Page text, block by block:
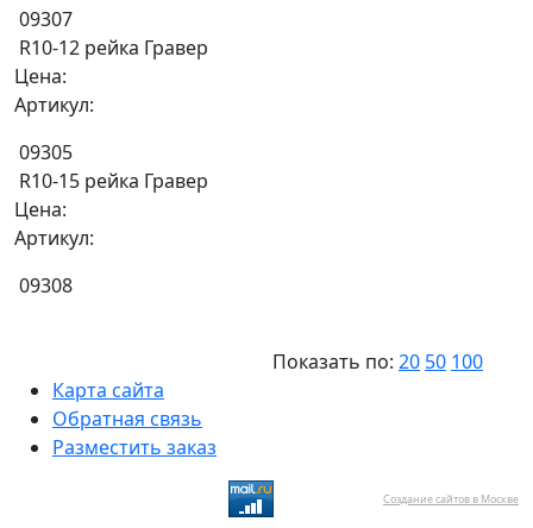
09307
R10-12 рейка Гравер
Цена:
Артикул:
09305
R10-15 рейка Гравер
Цена:
Артикул:
09308
Показать по: 20 50 100
Карта сайта
Обратная связь
Разместить заказ
Создание сайтов в Москве